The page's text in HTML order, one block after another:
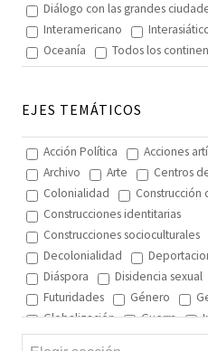
Diálogo con las grandes
Interamericano
Oceanía
Todos los
EJES TEMÁTICOS
Acción Política Acciones
Archivo
Arte Centros
Colonialidad
Construcción
Construcciones identitarias
Construcciones socioculturales
Decolonialidad
Diáspora
Disidencia sexual
Futuridades
Género
Globalización
Guerra
Interculturalidad